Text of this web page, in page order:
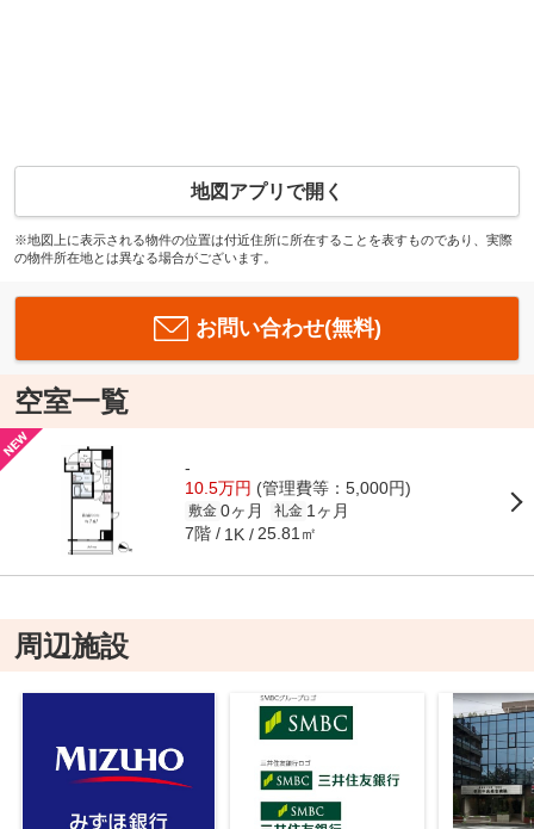
地図アプリで開く
※地図上に表示される物件の位置は付近住所に所在することを表すものであり、実際
の物件所在地とは異なる場合がございます。
お問い合わせ(無料)
空室一覧
-
10.5万円 (管理費等：5,000円)
敷金 0ヶ月 礼金 1ヶ月
7階 1K 25.81㎡
周辺施設